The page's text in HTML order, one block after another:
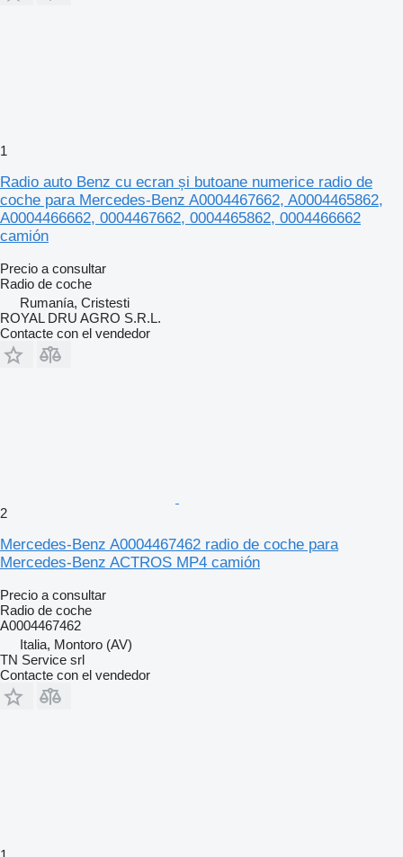
1
Radio auto Benz cu ecran și butoane numerice radio de
coche para Mercedes-Benz A0004467662, A0004465862,
A0004466662, 0004467662, 0004465862, 0004466662
camión
Precio a consultar
Radio de coche
Rumanía, Cristesti
ROYAL DRU AGRO S.R.L.
Contacte con el vendedor
2
Mercedes-Benz A0004467462 radio de coche para
Mercedes-Benz ACTROS MP4 camión
Precio a consultar
Radio de coche
A0004467462
Italia, Montoro (AV)
TN Service srl
Contacte con el vendedor